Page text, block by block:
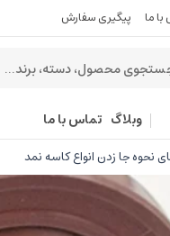
ما پیگیری سفارش
وبلاگ تماس با ما
نحوه جا زدن انواع کاسه نمد